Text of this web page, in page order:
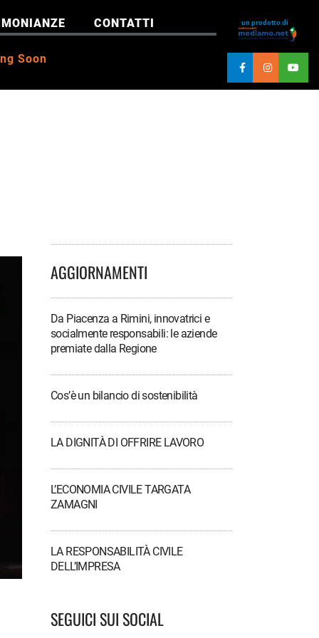
CONTATTI
Soon
un prodotto di
AGGIORNAMENTI
Da Piacenza a Rimini, innovatrici e
socialmente responsabili: le aziende
premiate dalla Regione
Cos’è un bilancio di sostenibilità
LA DIGNITÀ DI OFFRIRE LAVORO
L’ECONOMIA CIVILE TARGATA
ZAMAGNI
LA RESPONSABILITÀ CIVILE
DELL’IMPRESA
SEGUICI SUI SOCIAL